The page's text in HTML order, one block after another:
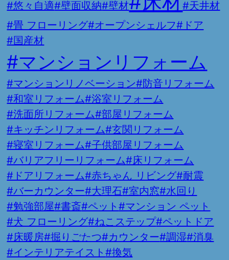
#悠々自適#壁面収納#壁材
#天井材
#畳 フローリング#オープンシェルフ#ドア
#国産材
#マンションリフォーム
#マンションリノベーション#防音リフォーム
#和室リフォーム#浴室リフォーム
#洗面所リフォーム#部屋リフォーム
#キッチンリフォーム#玄関リフォーム
#寝室リフォーム#子供部屋リフォーム
#バリアフリーリフォーム#床リフォーム
#ドアリフォーム#赤ちゃん リビング#耐震
#バーカウンター#大理石#室内窓#水回り
#勉強部屋#書斎#ペット#マンション ペット
#犬 フローリング#ねこステップ#ペットドア
#床暖房#掘りごたつ#カウンター#調湿#消臭
#インテリアテイスト#換気